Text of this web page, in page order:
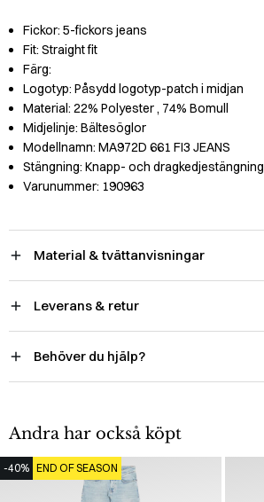
Fickor: 5-fickors jeans
Fit: Straight fit
Färg:
Logotyp: Påsydd logotyp-patch i midjan
Material: 22% Polyester, 74% Bomull
Midjelinje: Bältesöglor
Modellnamn: MA972D 661 FI3 JEANS
Stängning: Knapp- och dragkedjestängning
Varunummer: 190963
Material & tvättanvisningar
Leverans & retur
Behöver du hjälp?
Andra har också köpt
-40% END OF SEASON